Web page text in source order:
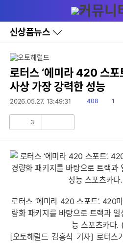
와
홈
신상품뉴스
바
로
레
이
어
창
토
로터스 ‘에미라 420 스포
사상 가장 강력한 성능
2026.05.27. 13:49:31
읽
408
댓1
3
로터스 ‘에미라 420 스포트’. 420
량화 패키지를 바탕으로 트랙과
능 스포츠카다.
[오토헤럴드 김흥식 기자] 로터스